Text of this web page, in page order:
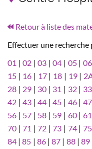
Retour à liste des
Effectuer une
01 |02 |03 |04 | 05| 06
15 | 16 | 17| 18 | 19|
28 | 29 | 30 | 31 | 32| 33
42 |43 |44 |45 | 46| 47
56 | 57 | 58 | 59 | 60| 61
70 |71 |72 |73 | 74| 75
84 |85 | 86|87 | 88| 89